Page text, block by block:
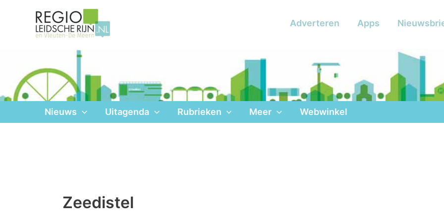
Adverteren Apps
Nieuws Uitagenda Rubrieken Meer Webwinkel
Zeedistel